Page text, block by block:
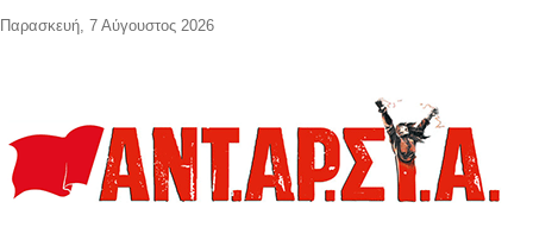
Παρασκευή, 7 Αύγουστος 2026